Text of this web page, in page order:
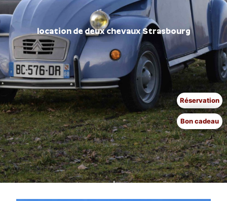
location de deux chevaux Strasbourg
Réservation
Bon cadeau